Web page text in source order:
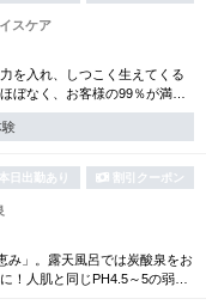
者在籍
スタッフのみ
ピスト
スケア
を入れ、しつこく生えてくる
ぼなく、お客様の99％が満足
ルケアや引き締め等お得な体
験
本日出勤あり 割引クーポン
み」。露天風呂では炭酸泉をお
！人肌と同じPH4.5～5の弱酸